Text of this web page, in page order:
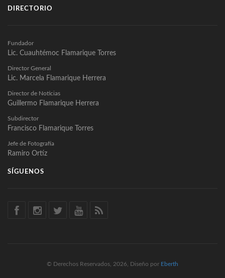
DIRECTORIO
Fundador
Lic. Cuauhtémoc Flamarique Torres
Director General
Lic. Marcela Flamarique Herrera
Director de Noticias
Guillermo Flamarique Herrera
Subdirector
Francisco Flamarique Torres
Jefe de Fotografía
Ramiro Ortíz
SÍGUENOS
© Derechos Reservados, 2026, Diseño por Eberth